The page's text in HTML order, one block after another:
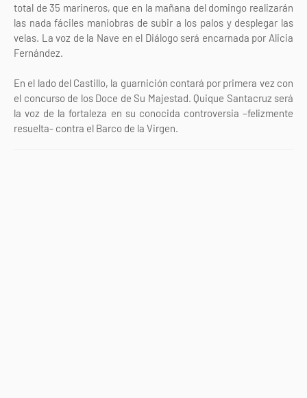
total de 35 marineros, que en la mañana del domingo realizarán
las nada fáciles maniobras de subir a los palos y desplegar las
velas. La voz de la Nave en el Diálogo será encarnada por Alicia
Fernández.
En el lado del Castillo, la guarnición contará por primera vez con
el concurso de los Doce de Su Majestad. Quique Santacruz será
la voz de la fortaleza en su conocida controversia –felizmente
resuelta- contra el Barco de la Virgen.